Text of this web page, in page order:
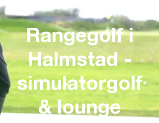
Rangegolf i
Halmstad -
simulatorgolf
& lounge